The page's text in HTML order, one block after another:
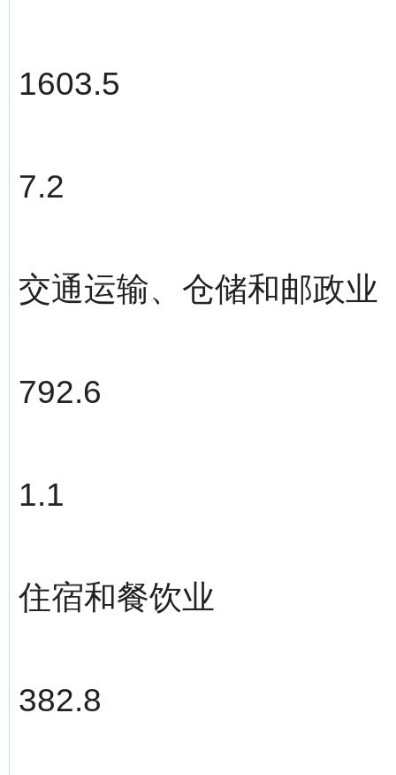
1603.5
7.2
交通运输、仓储和邮政业
792.6
1.1
住宿和餐饮业
382.8